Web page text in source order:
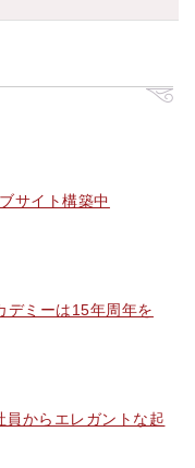
サイト構築中
デミーは15年周年を
員からエレガントな起